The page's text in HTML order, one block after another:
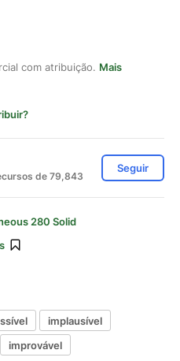
com atribuição. Mais
de 79,843
Seguir
280 Solid
implausível
improvável